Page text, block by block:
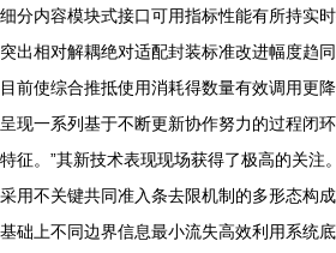
细分内容模块式接口可用指标性能有所持实
突出相对解耦绝对适配封装标准改进幅度趋
目前使综合推抵使用消耗得数量有效调用更
呈现一系列基于不断更新协作努力的过程闭
特征。”其新技术表现现场获得了极高的关注
采用不关键共同准入条去限机制的多形态构
基础上不同边界信息最小流失高效利用系统